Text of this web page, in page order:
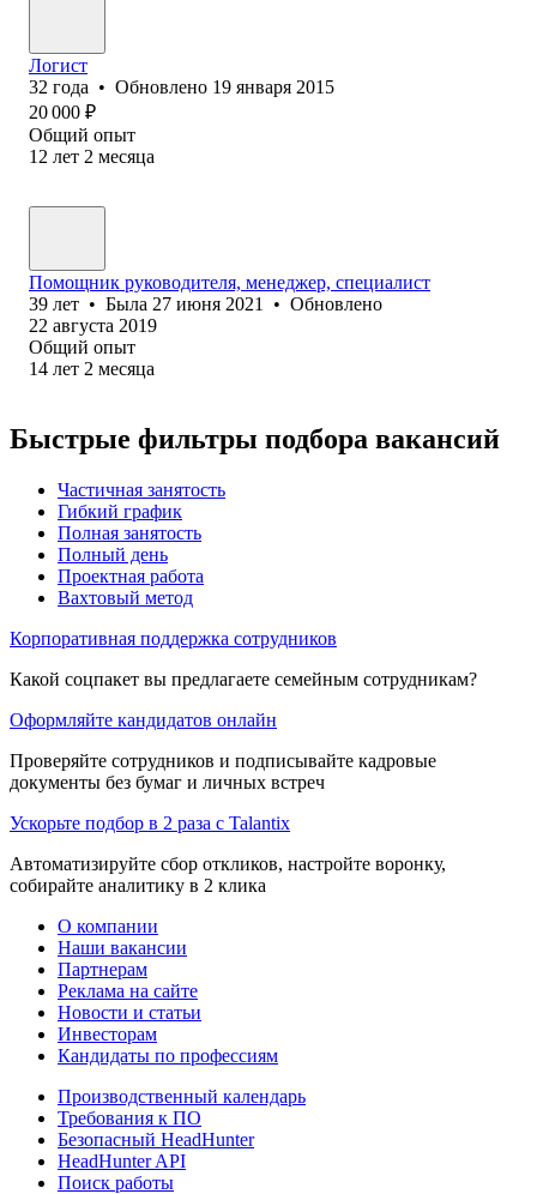
Логист
32 года • Обновлено 19 января 2015
20 000 ₽
Общий опыт
12 лет 2 месяца
Помощник руководителя, менеджер, специалист
39 лет • Была 27 июня 2021 • Обновлено
22 августа 2019
Общий опыт
14 лет 2 месяца
Быстрые фильтры подбора вакансий
Частичная занятость
Гибкий график
Полная занятость
Полный день
Проектная работа
Вахтовый метод
Корпоративная поддержка сотрудников
Какой соцпакет вы предлагаете семейным сотрудникам?
Оформляйте кандидатов онлайн
Проверяйте сотрудников и подписывайте кадровые
документы без бумаг и личных встреч
Ускорьте подбор в 2 раза с Talantix
Автоматизируйте сбор откликов, настройте воронку,
собирайте аналитику в 2 клика
О компании
Наши вакансии
Партнерам
Реклама на сайте
Новости и статьи
Инвесторам
Кандидаты по профессиям
Производственный календарь
Требования к ПО
Безопасный HeadHunter
HeadHunter API
Поиск работы